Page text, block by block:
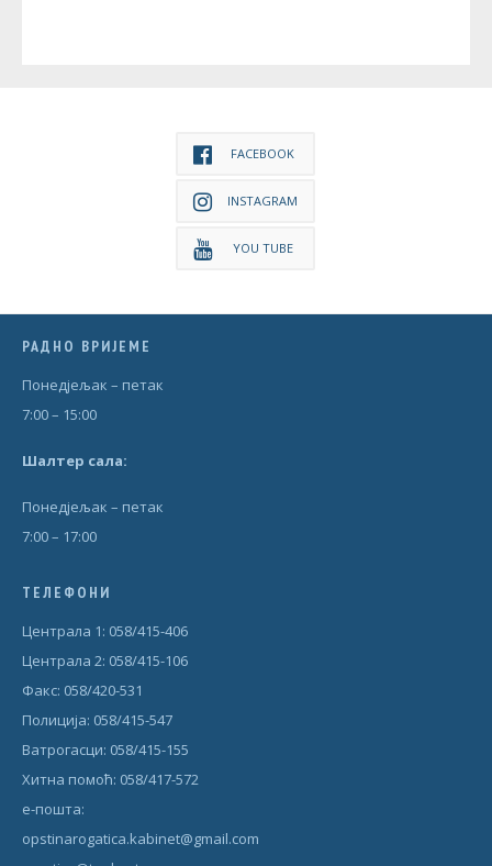
FACEBOOK
INSTAGRAM
YOU TUBE
РАДНО ВРИЈЕМЕ
Понедjељак – петак
7:00 – 15:00
Шалтер сала:
Понедjељак – петак
7:00 – 17:00
ТЕЛЕФОНИ
Централа 1: 058/415-406
Централа 2: 058/415-106
Факс: 058/420-531
Полиција: 058/415-547
Ватрогасци: 058/415-155
Хитна помоћ: 058/417-572
е-пошта:
opstinarogatica.kabinet@gmail.com